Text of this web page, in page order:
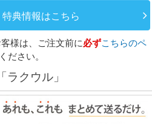
典情報はこちら
様は、ご注文前に必ずこちらのペ
ださい。
ラクウル」